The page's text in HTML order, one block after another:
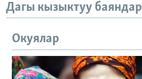
Дагы кызыктуу баяндар
Окуялар